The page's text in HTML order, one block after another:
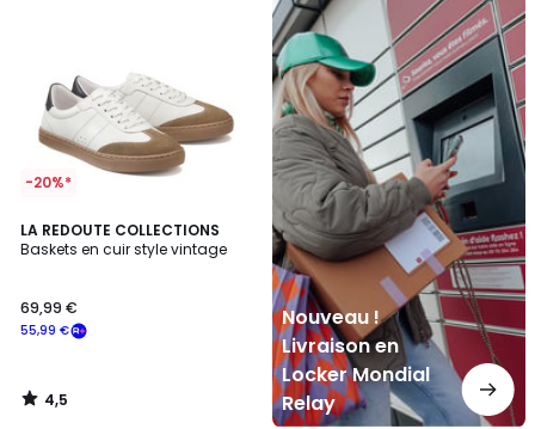
-20%*
LA REDOUTE COLLECTIONS
Baskets en cuir style vintage
55,99 €
69,99 €
4,5
/ 5
4,5
/
Nouveau !
Livraison en
Locker Mondial
Relay
Livraison
en
Locker
Mondial
Relay